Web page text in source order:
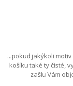
...pokud jakýkoli
košíku také ty čisté,
zašlu Vám